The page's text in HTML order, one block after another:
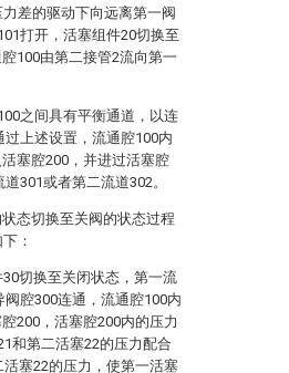
差的驱动下向远离第一阀
打开，活塞组件20切换至
100由第二接管2流向第一
之间具有平衡通道，以连
上述设置，流通腔100内
塞腔200，并进过活塞腔
301或者第二流道302。
态切换至关阀的状态过程
：
切换至关闭状态，第一流
腔300连通，流通腔100内
200，活塞腔200内的压力
和第二活塞22的压力配合
塞22的压力，使第一活塞